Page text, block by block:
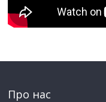
Про нас